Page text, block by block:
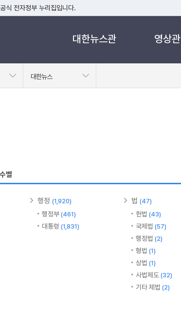
식 전자정부 누리집입니다.
기
리집은 대한민국 정부기관이 관리하는 누리집입니다.
대한뉴스관 영상관
대한뉴스
별
행정 (1,920)
행정부 (461)
대통령 (1,831)
법 (47)
헌법 (43)
국제법 (57)
행정법 (2)
형법 (1)
상법 (1)
사법제도 (32)
기타 제법 (2)